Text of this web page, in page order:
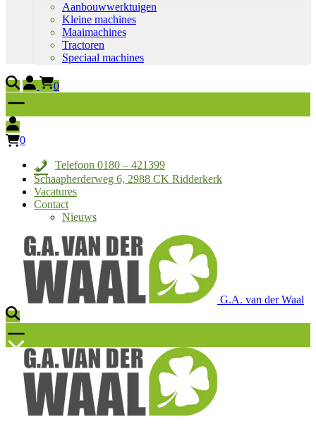
Aanbouwwerktuigen
Kleine machines
Maaimachines
Tractoren
Speciaal machines
0
0
Telefoon 0180 – 421399
Schaapherderweg 6, 2988 CK Ridderkerk
Vacatures
Contact
Nieuws
G.A. van der Waal